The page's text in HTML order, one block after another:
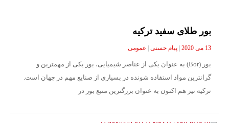
بور طلای سفید ترکیه
13 می 2020 | پیام حسنی | عمومی
بور (Bor) به عنوان یکی از عناصر شیمیایی، بور یکی از مهمترین و
گرانترین مواد استفاده شونده در بسیاری از صنایع مهم در جهان است.
ترکیه نیز هم اکنون به عنوان بزرگترین منبع بور در